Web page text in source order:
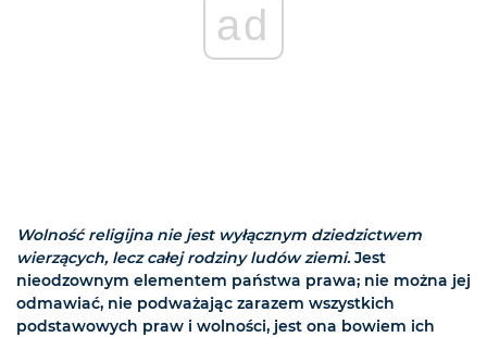
ad
Wolność religijna nie jest wyłącznym dziedzictwem
wierzących, lecz całej rodziny ludów ziemi.Jest
nieodzownym elementem państwa prawa; nie można jej
odmawiać, nie podważając zarazem wszystkich
podstawowych praw i wolności, jest ona bowiem ich